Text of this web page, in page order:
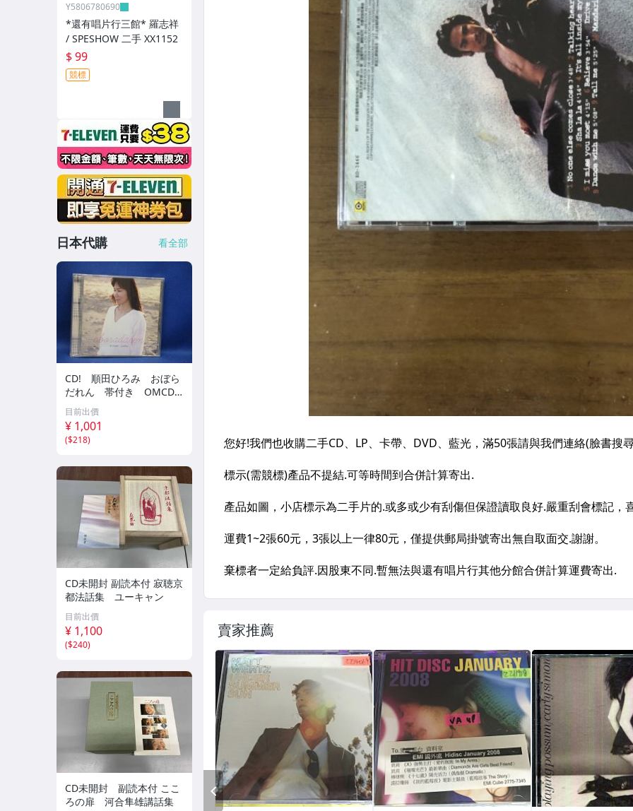
賣家推薦
PREV
Y5806780690
*還有唱片行三館* 羅志祥
/ SPESHOW 二手 XX1152
$ 99
競標
日本代購 看全部
CD! 順田ひろみ おぼら
だれん 帯付き OMCD-1
6 42405
目前出價
¥ 1,001
($218)
CD未開封 副読本付 寂聴京
都法話集 ユーキャン
目前出價
¥ 1,100
($240)
CD未開封 副読本付 ここ
ろの扉 河合隼雄講話集